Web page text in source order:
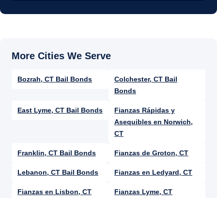
Bozrah, CT Bail Bonds
Colchester, CT Bail
Bonds
East Lyme, CT Bail Bonds
Fianzas Rápidas y
Asequibles en Norwich,
CT
Franklin, CT Bail Bonds Fianzas de Groton, CT
Lebanon, CT Bail Bonds Fianzas en Ledyard, CT
Fianzas en Lisbon, CT Fianzas Lyme, CT